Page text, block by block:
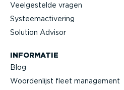
Veelge­stelde vragen
Systeem­ac­ti­vering
Solution Advisor
INFORMATIE
Blog
Woorden­lijst fleet management